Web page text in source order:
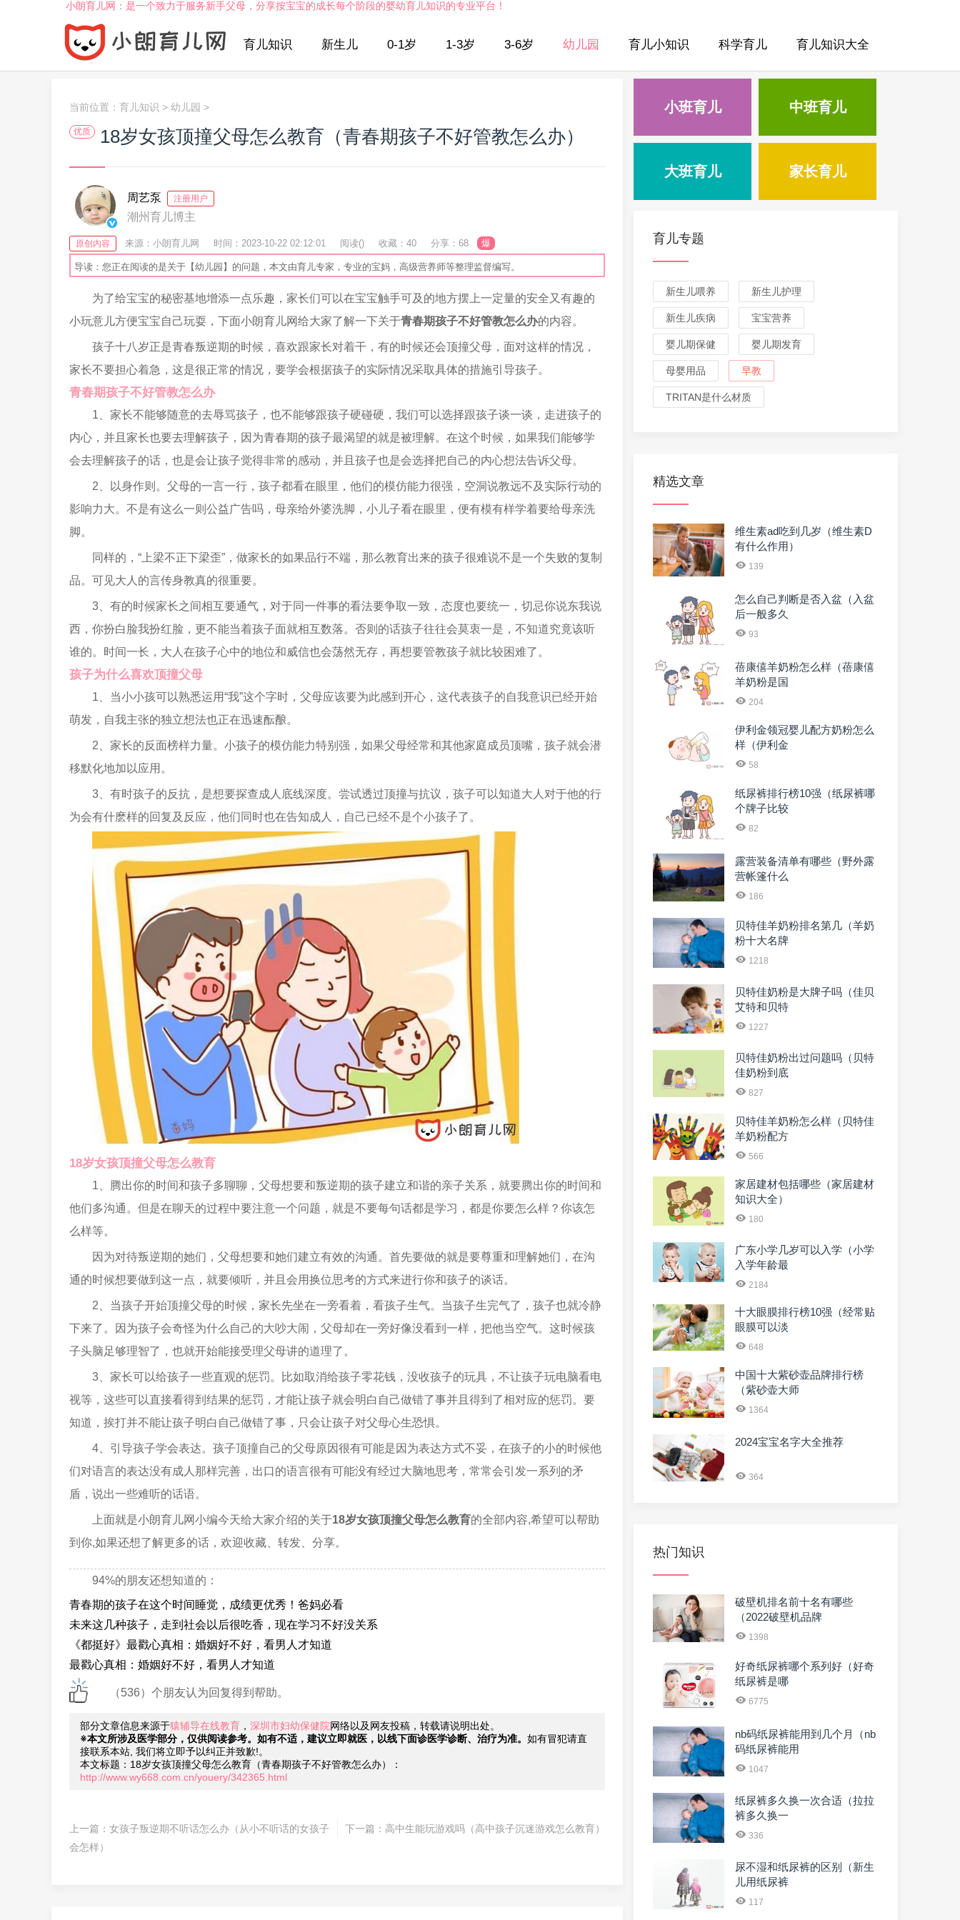
小朗育儿网：是一个致力于服务新手父母，分享按宝宝的成长每个阶段的婴幼育儿知识的专业平台！
育儿知识 新生儿 0-1岁 1-3岁 3-6岁 幼儿园 育儿小知识 科学育儿 育儿知识大全
当前位置： 育儿知识 > 幼儿园 >
优质 18岁女孩顶撞父母怎么教育（青春期孩子不好管教怎么办）
周艺泵 注册用户
潮州育儿博主
原创内容 来源：小朗育儿网 时间：2023-10-22 02:12:01 阅读() 收藏：40 分享：68 爆
导读：您正在阅读的是关于【幼儿园】的问题，本文由育儿专家，专业的宝妈，高级营养师等整理监督编写。
为了给宝宝的秘密基地增添一点乐趣，家长们可以在宝宝触手可及的地方摆上一定量的安全又有趣的
小玩意儿方便宝宝自己玩耍，下面小朗育儿网给大家了解一下关于青春期孩子不好管教怎么办的内容。
孩子十八岁正是青春叛逆期的时候，喜欢跟家长对着干，有的时候还会顶撞父母，面对这样的情况，
家长不要担心着急，这是很正常的情况，要学会根据孩子的实际情况采取具体的措施引导孩子。
青春期孩子不好管教怎么办
1、家长不能够随意的去辱骂孩子，也不能够跟孩子硬碰硬，我们可以选择跟孩子谈一谈，走进孩子的
内心，并且家长也要去理解孩子，因为青春期的孩子最渴望的就是被理解。在这个时候，如果我们能够学
会去理解孩子的话，也是会让孩子觉得非常的感动，并且孩子也是会选择把自己的内心想法告诉父母。
2、以身作则。父母的一言一行，孩子都看在眼里，他们的模仿能力很强，空洞说教远不及实际行动的
影响力大。不是有这么一则公益广告吗，母亲给外婆洗脚，小儿子看在眼里，便有模有样学着要给母亲洗
脚。
同样的，“上梁不正下梁歪”，做家长的如果品行不端，那么教育出来的孩子很难说不是一个失败的复制
品。可见大人的言传身教真的很重要。
3、有的时候家长之间相互要通气，对于同一件事的看法要争取一致，态度也要统一，切忌你说东我说
西，你扮白脸我扮红脸，更不能当着孩子面就相互数落。否则的话孩子往往会莫衷一是，不知道究竟该听
谁的。时间一长，大人在孩子心中的地位和威信也会荡然无存，再想要管教孩子就比较困难了。
孩子为什么喜欢顶撞父母
1、当小小孩可以熟悉运用“我”这个字时，父母应该要为此感到开心，这代表孩子的自我意识已经开始
萌发，自我主张的独立想法也正在迅速酝酿。
2、家长的反面榜样力量。小孩子的模仿能力特别强，如果父母经常和其他家庭成员顶嘴，孩子就会潜
移默化地加以应用。
3、有时孩子的反抗，是想要探查成人底线深度。尝试透过顶撞与抗议，孩子可以知道大人对于他的行
为会有什麽样的回复及反应，他们同时也在告知成人，自己已经不是个小孩子了。
18岁女孩顶撞父母怎么教育
1、腾出你的时间和孩子多聊聊，父母想要和叛逆期的孩子建立和谐的亲子关系，就要腾出你的时间和
他们多沟通。但是在聊天的过程中要注意一个问题，就是不要每句话都是学习，都是你要怎么样？你该怎
么样等。
因为对待叛逆期的她们，父母想要和她们建立有效的沟通。首先要做的就是要尊重和理解她们，在沟
通的时候想要做到这一点，就要倾听，并且会用换位思考的方式来进行你和孩子的谈话。
2、当孩子开始顶撞父母的时候，家长先坐在一旁看着，看孩子生气。当孩子生完气了，孩子也就冷静
下来了。因为孩子会奇怪为什么自己的大吵大闹，父母却在一旁好像没看到一样，把他当空气。这时候孩
子头脑足够理智了，也就开始能接受理父母讲的道理了。
3、家长可以给孩子一些直观的惩罚。比如取消给孩子零花钱，没收孩子的玩具，不让孩子玩电脑看电
视等，这些可以直接看得到结果的惩罚，才能让孩子就会明白自己做错了事并且得到了相对应的惩罚。要
知道，挨打并不能让孩子明白自己做错了事，只会让孩子对父母心生恐惧。
4、引导孩子学会表达。孩子顶撞自己的父母原因很有可能是因为表达方式不妥，在孩子的小的时候他
们对语言的表达没有成人那样完善，出口的语言很有可能没有经过大脑地思考，常常会引发一系列的矛
盾，说出一些难听的话语。
上面就是小朗育儿网小编今天给大家介绍的关于18岁女孩顶撞父母怎么教育的全部内容,希望可以帮助
到你,如果还想了解更多的话，欢迎收藏、转发、分享。
94%的朋友还想知道的：
青春期的孩子在这个时间睡觉，成绩更优秀！爸妈必看
未来这几种孩子，走到社会以后很吃香，现在学习不好没关系
《都挺好》最戳心真相：婚姻好不好，看男人才知道
最戳心真相：婚姻好不好，看男人才知道
（536）个朋友认为回复得到帮助。
部分文章信息来源于猿辅导在线教育 ， 深圳市妇幼保健院网络以及网友投稿，转载请说明出处。
※本文所涉及医学部分，仅供阅读参考。如有不适，建议立即就医，以线下面诊医学诊断、治疗为准。 如有冒犯请直
接联系本站, 我们将立即予以纠正并致歉!。
本文标题：18岁女孩顶撞父母怎么教育（青春期孩子不好管教怎么办）：
http://www.wy668.com.cn/youery/342365.html
上一篇： 女孩子叛逆期不听话怎么办（从小不听话的女孩子
会怎样）
下一篇： 高中生能玩游戏吗（高中孩子沉迷游戏怎么教育）
小班育儿 中班育儿
大班育儿 家长育儿
育儿专题
新生儿喂养 新生儿护理
新生儿疾病 宝宝营养
婴儿期保健 婴儿期发育
母婴用品 早教
TRITAN是什么材质
精选文章
维生素ad吃到几岁（维生素D
有什么作用）
139
怎么自己判断是否入盆（入盆
后一般多久
93
蓓康僖羊奶粉怎么样（蓓康僖
羊奶粉是国
204
伊利金领冠婴儿配方奶粉怎么
样（伊利金
58
纸尿裤排行榜10强（纸尿裤哪
个牌子比较
82
露营装备清单有哪些（野外露
营帐篷什么
186
贝特佳羊奶粉排名第几（羊奶
粉十大名牌
1218
贝特佳奶粉是大牌子吗（佳贝
艾特和贝特
1227
贝特佳奶粉出过问题吗（贝特
佳奶粉到底
827
贝特佳羊奶粉怎么样（贝特佳
羊奶粉配方
566
家居建材包括哪些（家居建材
知识大全）
180
广东小学几岁可以入学（小学
入学年龄最
2184
十大眼膜排行榜10强（经常贴
眼膜可以淡
648
中国十大紫砂壶品牌排行榜
（紫砂壶大师
1364
2024宝宝名字大全推荐
364
热门知识
破壁机排名前十名有哪些
（2022破壁机品牌
1398
好奇纸尿裤哪个系列好（好奇
纸尿裤是哪
6775
nb码纸尿裤能用到几个月（nb
码纸尿裤能用
1047
纸尿裤多久换一次合适（拉拉
裤多久换一
336
尿不湿和纸尿裤的区别（新生
儿用纸尿裤
117